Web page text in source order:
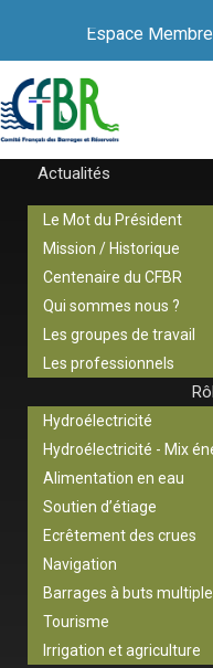
Espace
Actualités
Le Mot du Président
Mission / Historique
Centenaire du CFBR
Qui sommes nous ?
Les groupes de travail
Les professionnels
Hydroélectricité
Hydroélectricité - Mix
Alimentation en eau
Soutien d’étiage
Ecrêtement des crues
Navigation
Barrages à buts
Tourisme
Irrigation et agriculture